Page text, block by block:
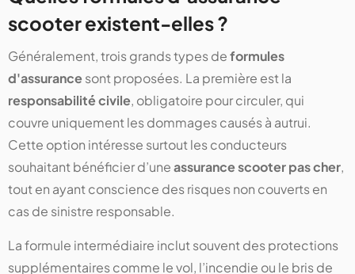
scooter existent-elles ?
Généralement, trois grands types deformules
d'assurancesont proposées. La première est la
responsabilité civile, obligatoire pour circuler, qui
couvre uniquement les dommages causés à autrui.
Cette option intéresse surtout les conducteurs
souhaitant bénéficier d’uneassurance scooter pas cher,
tout en ayant conscience des risques non couverts en
cas de sinistre responsable.
La formule intermédiaire inclut souvent des protections
supplémentaires comme le vol, l’incendie ou le bris de